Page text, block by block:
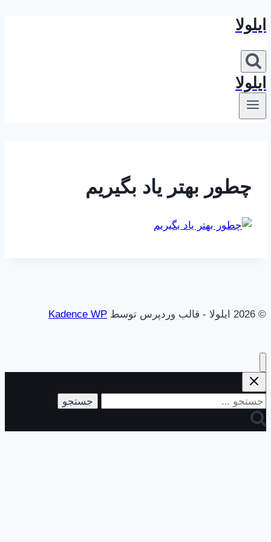
بازگشت
محتوا
ایلولا
ایلولا
چطور بهتر یاد بگیریم
© 2026 ایلولا - قالب وردپرس توسط Kadence WP
جستجو
برای: